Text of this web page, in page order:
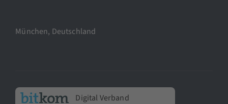
München, Deutschland
Digital Verband